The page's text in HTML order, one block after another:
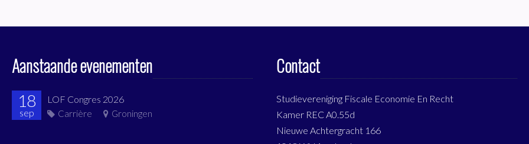
Aanstaande evenementen
18
sep
LOF Congres 2026
Carrière Groningen
Contact
Studievereniging Fiscale Economie En Recht
Kamer REC A0.55d
Nieuwe Achtergracht 166